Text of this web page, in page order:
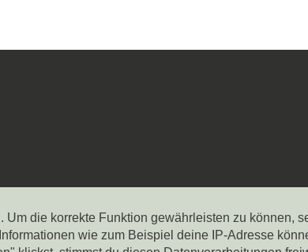
die korrekte Funktion gewährleisten zu können,
wie zum Beispiel deine IP-Adresse